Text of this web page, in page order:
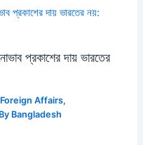
প্রকাশের দায় ভারতের
Foreign Affairs,
Bangladesh